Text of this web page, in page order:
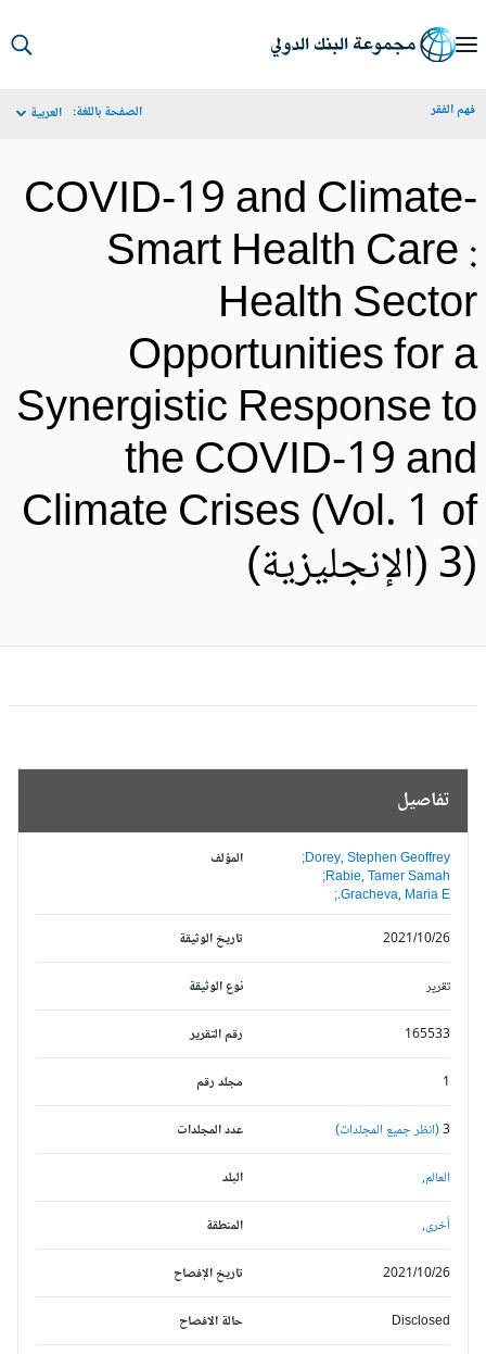
الفقر الصفحة باللغة: العربية
COVID-19 and
Smart Health
Health
Opportunities for
Synergistic Response
the COVID-19
Climate Crises (Vol. 1
تفاصيل
المؤلف
Dorey, Stephen Geoffrey;
Rabie, Tamer Samah;
Gracheva, Maria E.;
تاريخ الوثيقة
2021/10/26
نوع الوثيقة تقرير
رقم التقرير 165533
مجلد رقم
عدد المجلدات (انظر جميع المجلدات)
البلد العالم,
المنطقة أخرى,
تاريخ الإفصاح 2021/10/26
حالة الافصاح Disclosed